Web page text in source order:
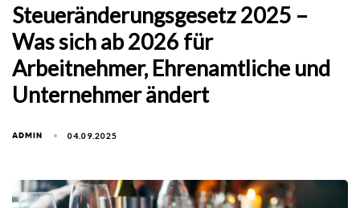
Steueränderungsgesetz 2025 –
Was sich ab 2026 für
Arbeitnehmer, Ehrenamtliche und
Unternehmer ändert
ADMIN 04.09.2025